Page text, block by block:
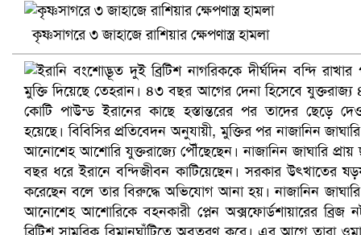
খুলনায় বিএনপি অফিসে গুলি-বোমা হামলা, নিহত ১
কৃষ্ণসাগরে ৩ জাহাজে রাশিয়ার ক্ষেপণাস্ত্র হামলা